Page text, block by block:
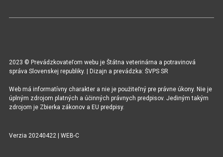
2023 © Prevádzkovateľom webu je Štátna veterinárna a potravinová
správa Slovenskej republiky. | Dizajn a prevádzka: ŠVPS SR
Web má informatívny charakter a nie je použiteľný pre právne úkony. Nie je
úplným zdrojom platných a účinných právnych predpisov. Jediným takým
zdrojom je Zbierka zákonov a EU predpisy.
Verzia 20240422 | WEB-C